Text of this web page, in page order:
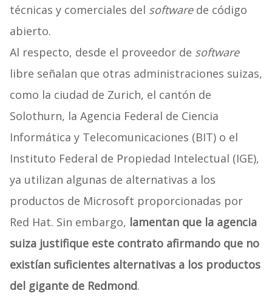
técnicas y comerciales del softwarede código
abierto.
Al respecto, desde el proveedor de software
libre señalan que otras administraciones suizas,
como la ciudad de Zurich, el cantón de
Solothurn, la Agencia Federal de Ciencia
Informática y Telecomunicaciones (BIT) o el
Instituto Federal de Propiedad Intelectual (IGE),
ya utilizan algunas de alternativas a los
productos de Microsoft proporcionadas por
Red Hat. Sin embargo, lamentan que la agencia
suiza justifique este contrato afirmando que no
existían suficientes alternativas a los productos
del gigante de Redmond.